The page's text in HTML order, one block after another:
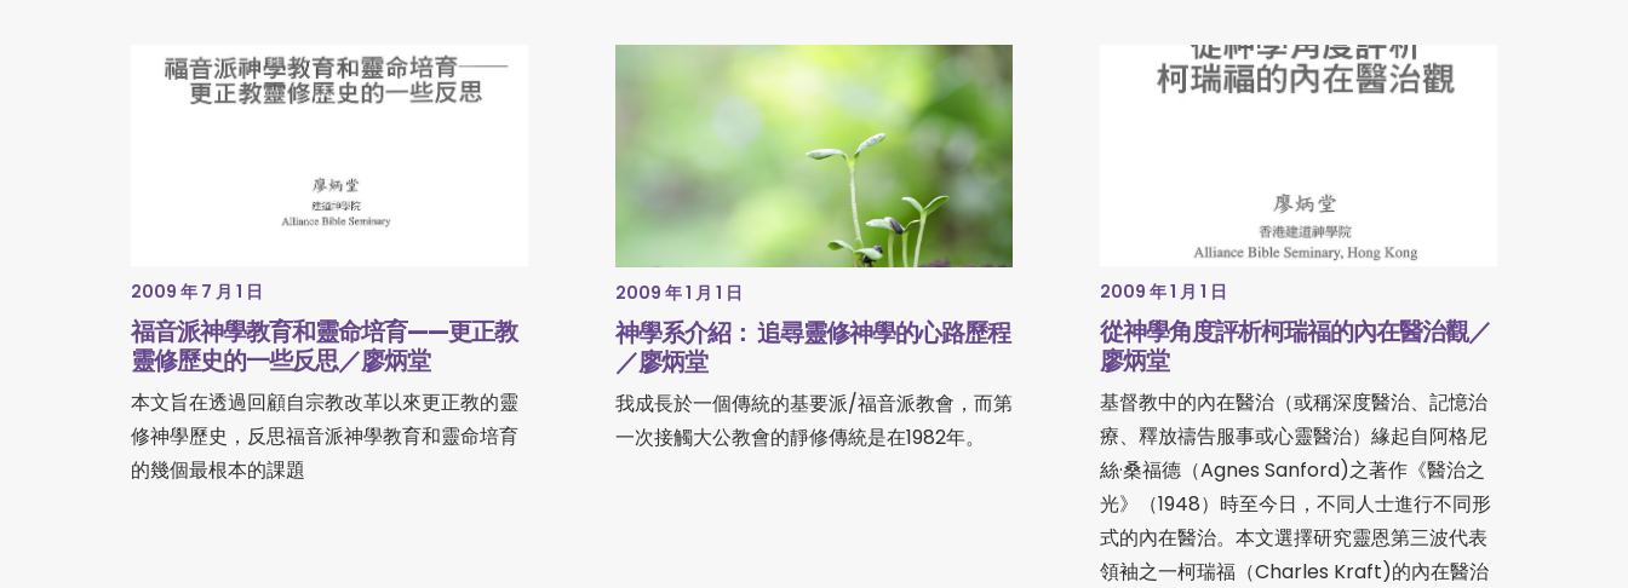
2009 年 7 月 1 日
福音派神學教育和靈命培育——更正教
靈修歷史的一些反思／廖炳堂
本文旨在透過回顧自宗教改革以來更正教的靈
修神學歷史，反思福音派神學教育和靈命培育
的幾個最根本的課題
2009 年 1 月 1 日
神學系介紹： 追尋靈修神學的心路歷程
／廖炳堂
我成長於一個傳統的基要派/福音派教會，而第
一次接觸大公教會的靜修傳統是在1982年。
2009 年 1 月 1 日
從神學角度評析柯瑞福的內在醫治觀／
廖炳堂
基督教中的內在醫治（或稱深度醫治、記憶治
療、釋放禱告服事或心靈醫治）緣起自阿格尼
絲·桑福德（Agnes Sanford)之著作《醫治之
光》（1948）時至今日，不同人士進行不同形
式的內在醫治。本文選擇研究靈恩第三波代表
領袖之一柯瑞福（Charles Kraft)的內在醫治